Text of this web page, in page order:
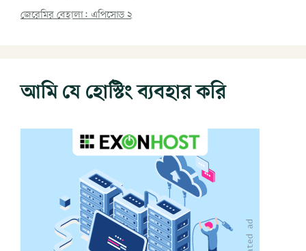
জেরেমির বেহালা: এপিসোড ২
আমি যে হোস্টিং ব্যবহার করি